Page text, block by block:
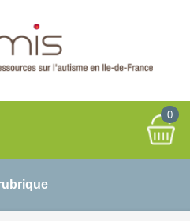
0